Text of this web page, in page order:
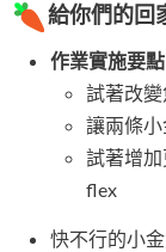
給你們的回
作業實施要點
試著改變
讓兩條
試著增
flex
快不行的小金